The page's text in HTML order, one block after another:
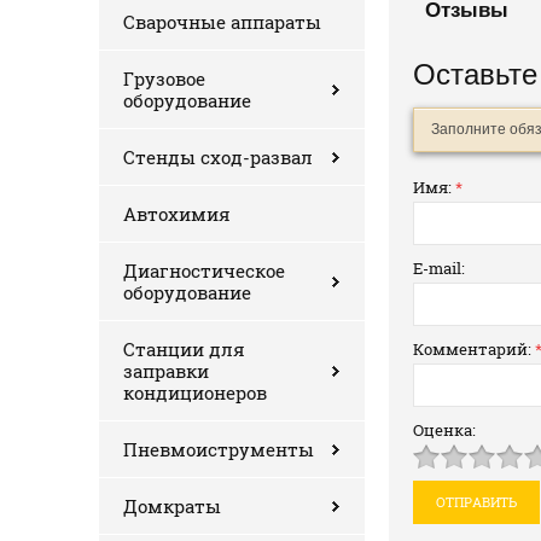
Сварочные аппараты
Грузовое
оборудование
Стенды сход-развал
Автохимия
Диагностическое
оборудование
Станции для
заправки
кондиционеров
Пневмоиструменты
Домкраты
Отзывы
Заполните
Имя:*
E-mail:
Комментарий:*
Оценка: